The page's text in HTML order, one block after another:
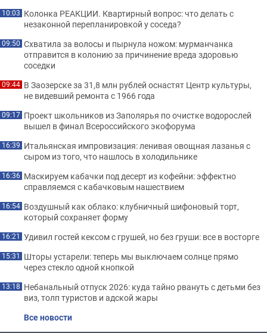
10:03 Колонка РЕАКЦИИ. Квартирный вопрос: что делать с
незаконной перепланировкой у соседа?
09:50 Схватила за волосы и пырнула ножом: мурманчанка
отправится в колонию за причинение вреда здоровью
соседки
09:44 В Заозерске за 31,8 млн рублей оснастят Центр культуры,
не видевший ремонта с 1966 года
09:17 Проект школьников из Заполярья по очистке водорослей
вышел в финал Всероссийского экофорума
16:39 Итальянская импровизация: ленивая овощная лазанья с
сыром из того, что нашлось в холодильнике
16:36 Маскируем кабачки под десерт из кофейни: эффектно
справляемся с кабачковым нашествием
16:54 Воздушный как облако: клубничный шифоновый торт,
который сохраняет форму
16:21 Удивил гостей кексом с грушей, но без груши: все в восторге
15:31 Шторы устарели: теперь мы выключаем солнце прямо
через стекло одной кнопкой
13:18 Небанальный отпуск 2026: куда тайно рвануть с детьми без
виз, толп туристов и адской жары
Все новости